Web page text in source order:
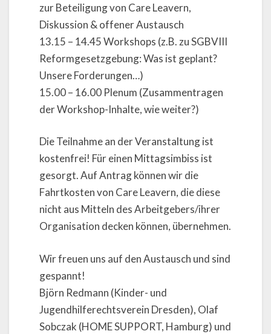
zur Beteiligung von Care Leavern,
Diskussion & offener Austausch
13.15 – 14.45 Workshops (z.B. zu SGBVIII
Reformgesetzgebung: Was ist geplant?
Unsere Forderungen…)
15.00 – 16.00 Plenum (Zusammentragen
der Workshop-Inhalte, wie weiter?)
Die Teilnahme an der Veranstaltung ist
kostenfrei! Für einen Mittagsimbiss ist
gesorgt. Auf Antrag können wir die
Fahrtkosten von Care Leavern, die diese
nicht aus Mitteln des Arbeitgebers/ihrer
Organisation decken können, übernehmen.
Wir freuen uns auf den Austausch und sind
gespannt!
Björn Redmann (Kinder- und
Jugendhilferechtsverein Dresden), Olaf
Sobczak (HOME SUPPORT, Hamburg) und